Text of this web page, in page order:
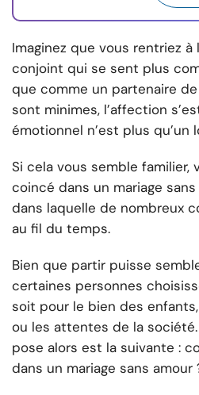
Imaginez que vous rentriez à
conjoint qui se sent plus
que comme un partenaire
sont minimes, l’affection
émotionnel n’est plus qu’un
Si cela vous semble familier,
coincé dans un mariage
dans laquelle de nombreux
au fil du temps.
Bien que partir puisse
certaines personnes
soit pour le bien des
ou les attentes de la
pose alors est la suivante :
dans un mariage sans amour